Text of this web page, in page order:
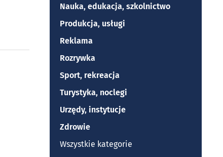
Nauka, edukacja, szkolnictwo
Produkcja, usługi
Reklama
Rozrywka
Sport, rekreacja
Turystyka, noclegi
Urzędy, instytucje
Zdrowie
Wszystkie kategorie